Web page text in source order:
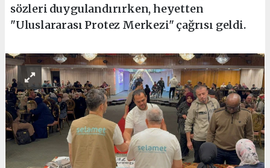
sözleri duygulandırırken, heyetten
"Uluslararası Protez Merkezi" çağrısı geldi.